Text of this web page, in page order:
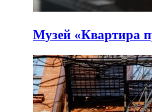
Музей «Квартира